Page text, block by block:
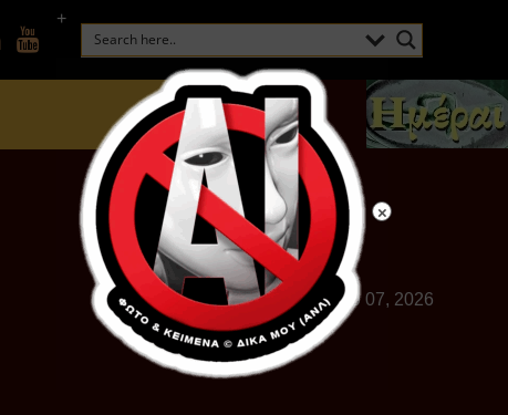
Παρασκευή, Αυγούστου 07, 2026
+